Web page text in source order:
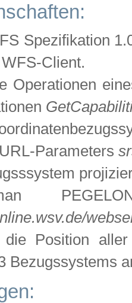
Spezifikation
Client.
Operationen
Parameters
Position
Bezugssystems